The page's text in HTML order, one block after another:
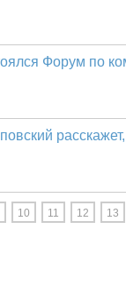
Форум по
10 11 12 13